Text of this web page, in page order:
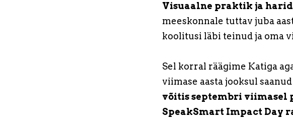
Visuaalne praktik ja
meeskonnale tuttav juba
koolitusi läbi teinud ja oma
Sel korral räägime Katiga
viimase aasta jooksul
võitis septembri viimasel
SpeakSmart Impact Day